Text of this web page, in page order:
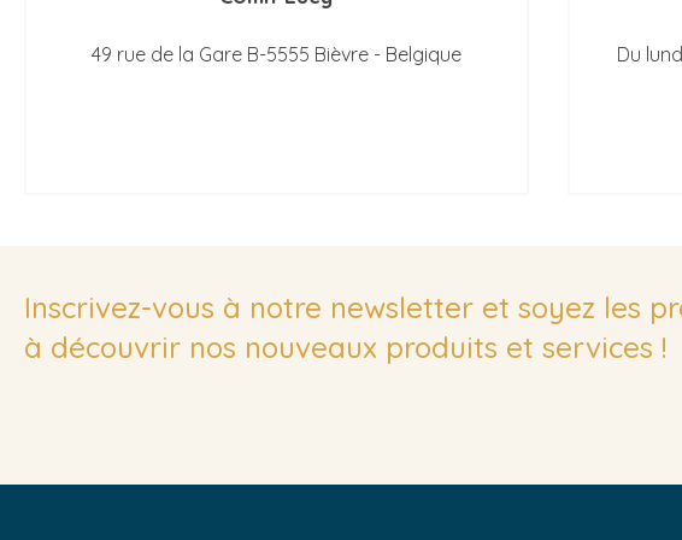
49 rue de la Gare B-5555 Bièvre - Belgique
Du
Inscrivez-vous à notre newsletter et soyez les
à découvrir nos nouveaux produits et services !